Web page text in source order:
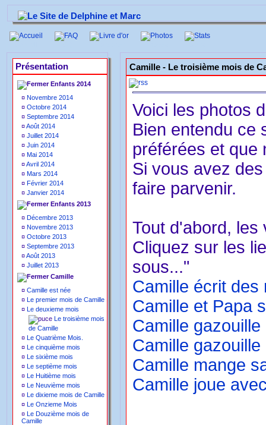
Présentation
Enfants 2014
¤ Novembre 2014
¤ Octobre 2014
¤ Septembre 2014
¤Août 2014
¤ Juillet 2014
¤ Juin 2014
¤ Mai 2014
¤Avril 2014
¤ Mars 2014
¤ Février 2014
¤ Janvier 2014
Enfants 2013
¤ Décembre 2013
¤ Novembre 2013
¤ Octobre 2013
¤ Septembre 2013
¤Août 2013
¤ Juillet 2013
Camille
¤ Camille est née
¤ Le premier mois de Camille
¤ Le deuxieme mois
Le troisième mois
de Camille
¤ Le Quatrième Mois.
¤ Le cinquième mois
¤ Le sixième mois
¤ Le septième mois
¤ Le Huitième mois
¤ Le Neuvième mois
¤ Le dixieme mois de Camille
¤ Le Onzieme Mois
¤ Le Douzième mois de
Camille
Camille - Le troisième mois de
Voici les photos
Bien entendu ce
préférées et que
Si vous avez
faire parvenir.
Tout d'abord, les
Cliquez sur les
sous..."
Camille écrit des
Camille et Papa
Camille
Camille
Camille mange
Camille joue